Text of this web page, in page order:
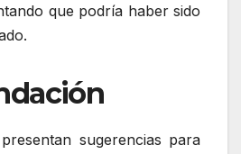
que podría haber sido
sugerencias para